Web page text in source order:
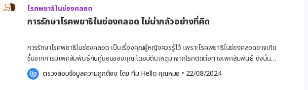
โรคพยาธิในช่องคลอด
การรักษาโรคพยาธิในช่องคลอด ไม่น่ากลัวอย่างที่คิด
การรักษาโรคพยาธิในช่องคลอด เป็นเรื่องคุณผู้หญิงควรรู้ไว้ เพราะโรคพยาธิในช่องคลอดอาจเกิด
ขึ้นจากการมีเพศสัมพันธ์กับคู่นอนของคุณ โดยมีต้นเหตุมาจากโรคติดต่อทางเพศสัมพันธ์ ดังนั้นวิธี
แก้ไขด้วย การรักษาโรคพยาธิในช่องคลอด จึงอาจช่วยให้คุณผู้หญิงกลับมามีสุขภาพช่องคลอดที่
เป็นปกติ และแน่นอนว่าการรักษาโรคพยาธิในช่องคลอดไม่ได้น่ากลัวอย่างที่คุณคิด ถ้าอยากรู้แล้วว่า
ตรวจสอบข้อมูลความถูกต้อง โดย ทีม Hello คุณหมอ • 22/08/2024